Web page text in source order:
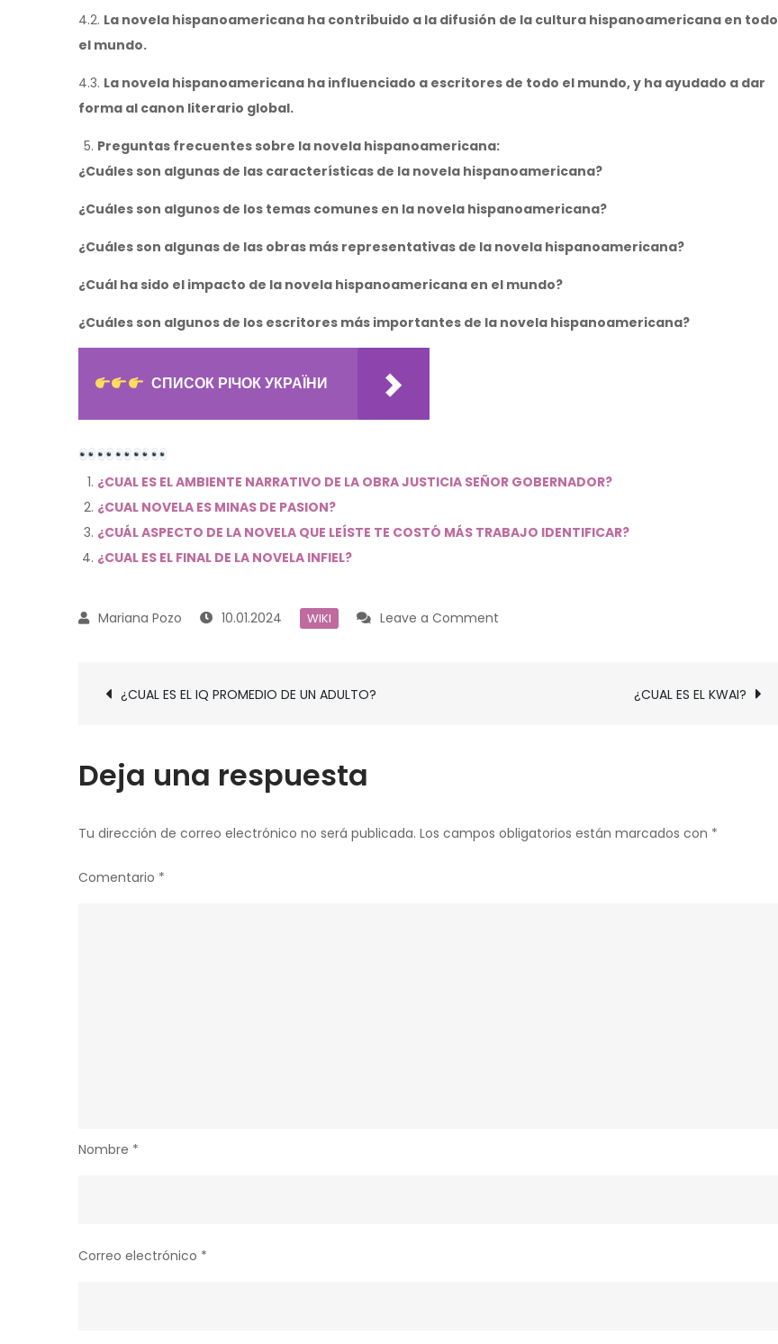
4.2. La novela hispanoamericana ha contribuido a la difusión de la cultura hispanoamericana en todo
el mundo.
4.3. La novela hispanoamericana ha influenciado a escritores de todo el mundo, y ha ayudado a dar
forma al canon literario global.
Preguntas frecuentes sobre la novela hispanoamericana:
¿Cuáles son algunas de las características de la novela hispanoamericana?
¿Cuáles son algunos de los temas comunes en la novela hispanoamericana?
¿Cuáles son algunas de las obras más representativas de la novela hispanoamericana?
¿Cuál ha sido el impacto de la novela hispanoamericana en el mundo?
¿Cuáles son algunos de los escritores más importantes de la novela hispanoamericana?
СПИСОК РІЧОК УКРАЇНИ
¿CUAL ES EL AMBIENTE NARRATIVO DE LA OBRA JUSTICIA SEÑOR GOBERNADOR?
¿CUAL NOVELA ES MINAS DE PASION?
¿CUÁL ASPECTO DE LA NOVELA QUE LEÍSTE TE COSTÓ MÁS TRABAJO IDENTIFICAR?
¿CUAL ES EL FINAL DE LA NOVELA INFIEL?
10.01.2024 WIKI Leave a Comment
Navegación
¿CUAL ES EL IQ PROMEDIO DE UN ADULTO? ¿CUAL ES EL KWAI?
Deja una respuesta
Tu dirección de correo electrónico no será publicada. Los campos obligatorios están marcados con *
Comentario *
Nombre *
Correo electrónico *